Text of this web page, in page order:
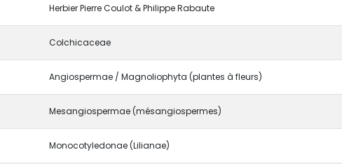
Herbier Pierre Coulot & Philippe Rabaute
Colchicaceae
Angiospermae / Magnoliophyta (plantes à fleurs)
Mesangiospermae (mésangiospermes)
Monocotyledonae (Lilianae)